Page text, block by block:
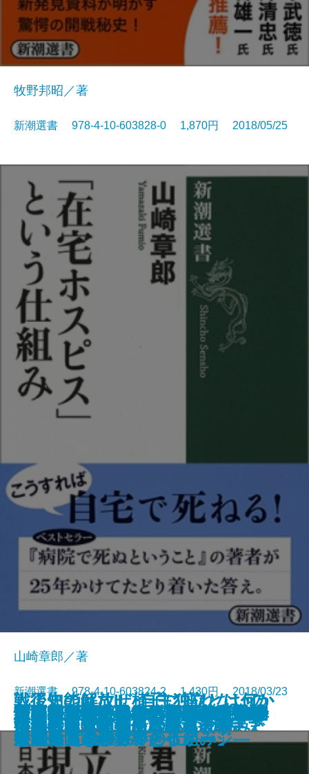
世界史を変えた新素材
マーガレット・サッチャー―政治
を変えた「鉄の女」―
人工知能はなぜ椅子に座れないの
か―情報化社会における「知」と
「生命」―
戦後史の解放II 自主独立とは何か
前編―敗戦から日本国憲法制定ま
で―
戦後史の解放II 自主独立とは何か
後編―冷戦開始から講和条約まで
―
【中東大混迷を解く】シーア派と
スンニ派
高畠素之の亡霊―ある国家社会主
義者の危険な思想―
性の進化史―いまヒトの染色体で
何が起きているのか―
経済学者たちの日米開戦―秋丸機
関「幻の報告書」の謎を解く―
牧野邦昭／著
新潮選書 978-4-10-603828-0 1,870円 2018/05/25
「在宅ホスピス」という仕組み
山崎章郎／著
新潮選書 978-4-10-603824-2 1,430円 2018/03/23
立憲君主制の現在―日本人は「象
徴天皇」を維持できるか―
いま蘇る柳田國男の農政改革
未完の西郷隆盛―日本人はなぜ論
じ続けるのか―
モノに心はあるのか―動物行動学
から考える「世界の仕組み」―
ごまかさない仏教―仏・法・僧か
ら問い直す―
「ポスト・グローバル時代」の地
政学
日本神話はいかに描かれてきたか
―近代国家が求めたイメージ―
重力波 発見！―新しい天文学の扉
を開く黄金のカギ―
親鸞と日本主義
中国はなぜ軍拡を続けるのか